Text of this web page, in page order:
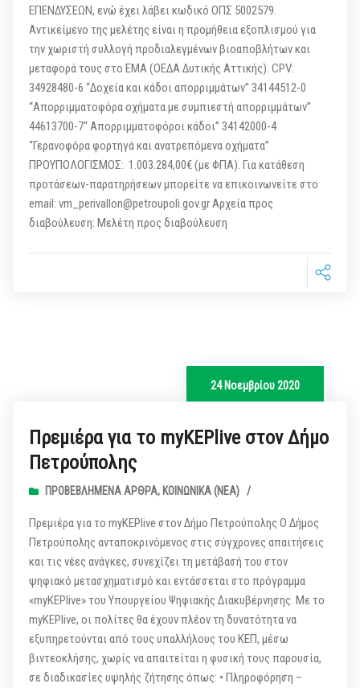
ΕΠΕΝΔΥΣΕΩΝ, ενώ έχει λάβει κωδικό ΟΠΣ 5002579.
Αντικείμενο της μελέτης είναι η προμήθεια εξοπλισμού για
την χωριστή συλλογή προδιαλεγμένων βιοαποβλήτων και
μεταφορά τους στο ΕΜΑ (ΟΕΔΑ Δυτικής Αττικής). CPV:
34928480-6 “Δοχεία και κάδοι απορριμμάτων” 34144512-0
“Απορριμματοφόρα οχήματα με συμπιεστή απορριμμάτων”
44613700-7“ Απορριμματοφόροι κάδοι” 34142000-4
“Γερανοφόρα φορτηγά και ανατρεπόμενα οχήματα”
ΠΡΟΥΠΟΛΟΓΙΣΜΟΣ: 1.003.284,00€ (με ΦΠΑ). Για κατάθεση
προτάσεων-παρατηρήσεων μπορείτε να επικοινωνείτε στο
email: vm_perivallon@petroupoli.gov.gr Αρχεία προς
διαβούλευση: Μελέτη προς διαβούλευση
24 Νοεμβρίου 2020
Πρεμιέρα για το myKEPlive στον Δήμο
Πετρούπολης
ΠΡΟΒΕΒΛΗΜΈΝΑ ΆΡΘΡΑ, ΚΟΙΝΩΝΙΚΆ (ΝΕΑ) /
Πρεμιέρα για το myKEPlive στον Δήμο Πετρούπολης Ο Δήμος
Πετρούπολης ανταποκρινόμενος στις σύγχρονες απαιτήσεις
και τις νέες ανάγκες, συνεχίζει τη μετάβασή του στον
ψηφιακό μετασχηματισμό και εντάσσεται στο πρόγραμμα
«myKEPlive» του Υπουργείου Ψηφιακής Διακυβέρνησης. Με το
myKEPlive, οι πολίτες θα έχουν πλέον τη δυνατότητα να
εξυπηρετούνται από τους υπαλλήλους του ΚΕΠ, μέσω
βιντεοκλήσης, χωρίς να απαιτείται η φυσική τους παρουσία,
σε διαδικασίες υψηλής ζήτησης όπως: • Πληροφόρηση –